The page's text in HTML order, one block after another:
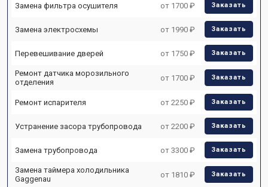
Замена фильтра осушителя от 1700 ₽ Заказать
Замена электросхемы от 1990 ₽ Заказать
Перевешивание дверей от 1750 ₽ Заказать
Ремонт датчика морозильного
отделения
от 1700 ₽ Заказать
Ремонт испарителя от 2250 ₽ Заказать
Устранение засора трубопровода от 2200 ₽ Заказать
Замена трубопровода от 3300 ₽ Заказать
Замена таймера холодильника
Gaggenau
от 1810 ₽ Заказать